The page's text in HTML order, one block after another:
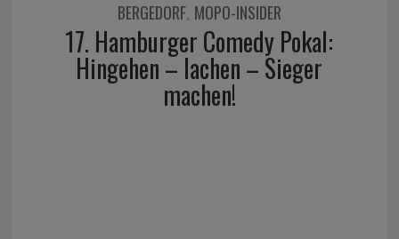
BERGEDORF, MOPO-INSIDER
17. Hamburger Comedy Pokal:
Hingehen – lachen – Sieger
machen!